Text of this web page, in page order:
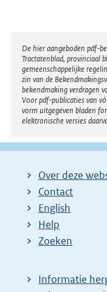
Disclaimer
De hier aangeboden pdf-
Tractatenblad, provinciaal
gemeenschappelijke
zin van de
bekendmaking verdragen
Voor pdf-publicaties van
vorm uitgegeven bladen
elektronische versies
Over deze
Contact
English
Help
Zoeken
Informatie